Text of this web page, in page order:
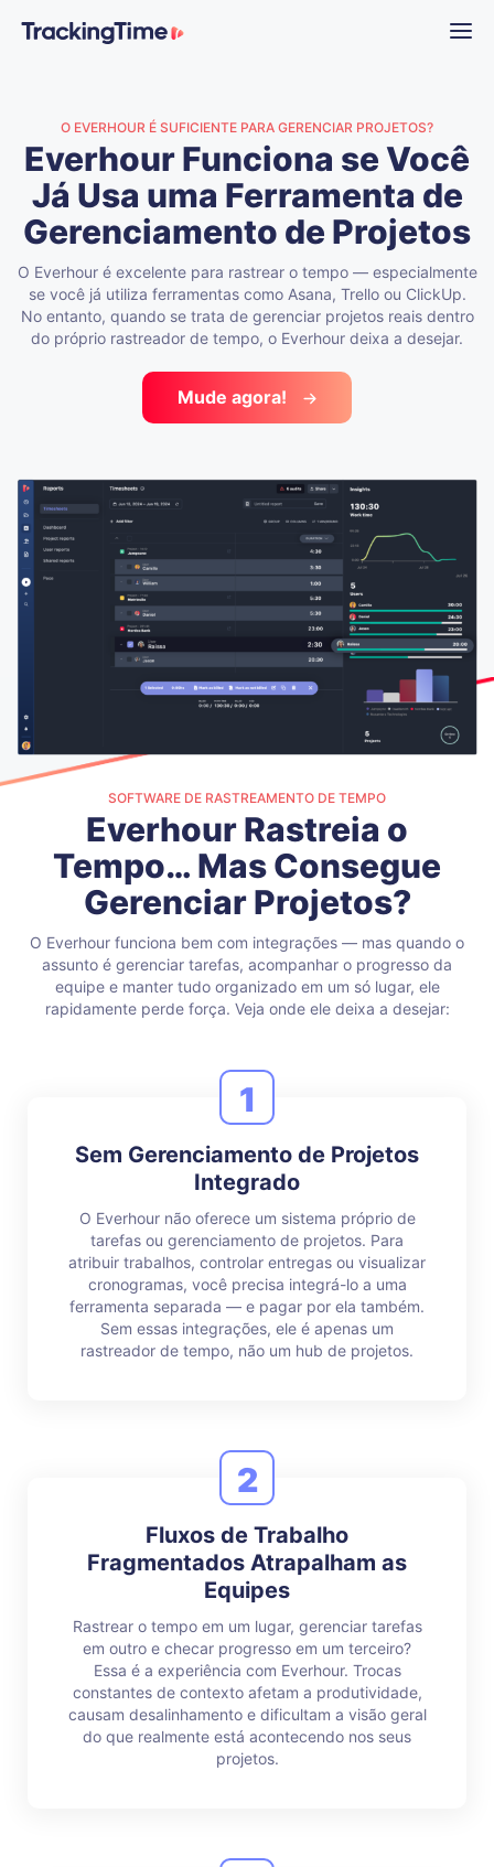
O EVERHOUR É SUFICIENTE PARA GERENCIAR PROJETOS?
Everhour Funciona se Você
Já Usa uma Ferramenta de
Gerenciamento de Projetos
O Everhour é excelente para rastrear o tempo — especialmente
se você já utiliza ferramentas como Asana, Trello ou ClickUp.
No entanto, quando se trata de gerenciar projetos reais dentro
do próprio rastreador de tempo, o Everhour deixa a desejar.
Mude agora!
SOFTWARE DE RASTREAMENTO DE TEMPO
Everhour Rastreia o
Tempo… Mas Consegue
Gerenciar Projetos?
O Everhour funciona bem com integrações — mas quando o
assunto é gerenciar tarefas, acompanhar o progresso da
equipe e manter tudo organizado em um só lugar, ele
rapidamente perde força. Veja onde ele deixa a desejar:
1
Sem Gerenciamento de Projetos
Integrado
O Everhour não oferece um sistema próprio de
tarefas ou gerenciamento de projetos. Para
atribuir trabalhos, controlar entregas ou visualizar
cronogramas, você precisa integrá-lo a uma
ferramenta separada — e pagar por ela também.
Sem essas integrações, ele é apenas um
rastreador de tempo, não um hub de projetos.
2
Fluxos de Trabalho
Fragmentados Atrapalham as
Equipes
Rastrear o tempo em um lugar, gerenciar tarefas
em outro e checar progresso em um terceiro?
Essa é a experiência com Everhour. Trocas
constantes de contexto afetam a produtividade,
causam desalinhamento e dificultam a visão geral
do que realmente está acontecendo nos seus
projetos.